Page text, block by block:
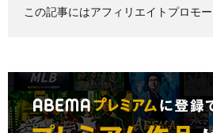
この記事にはアフィリエイトプロモ